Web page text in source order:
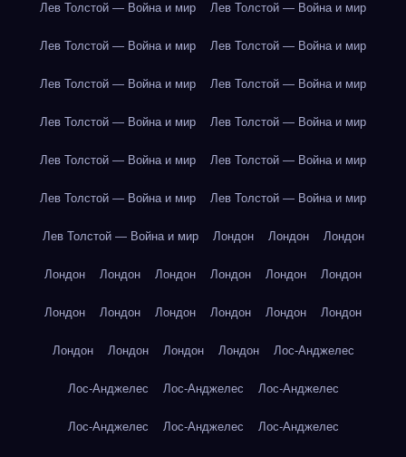
Лев Толстой — Война и мир Лев Толстой — Война и мир
Лев Толстой — Война и мир Лев Толстой — Война и мир
Лев Толстой — Война и мир Лев Толстой — Война и мир
Лев Толстой — Война и мир Лев Толстой — Война и мир
Лев Толстой — Война и мир Лев Толстой — Война и мир
Лев Толстой — Война и мир Лев Толстой — Война и мир
Лев Толстой — Война и мир Лондон Лондон Лондон
Лондон Лондон Лондон Лондон Лондон Лондон
Лондон Лондон Лондон Лондон Лондон Лондон
Лондон Лондон Лондон Лондон Лос-Анджелес
Лос-Анджелес Лос-Анджелес Лос-Анджелес
Лос-Анджелес Лос-Анджелес Лос-Анджелес